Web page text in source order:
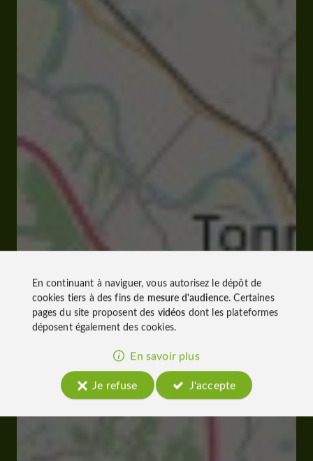
En continuant à naviguer, vous autorisez le dépôt de
cookies tiers à des fins de mesure d'audience. Certaines
pages du site proposent des vidéos dont les plateformes
déposent également des cookies.
En savoir plus
Je refuse
J'accepte